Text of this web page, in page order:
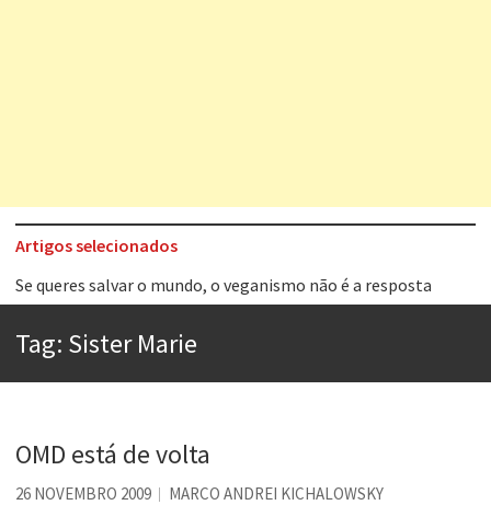
Artigos selecionados
Se queres salvar o mundo, o veganismo não é a resposta
Tem que filmar isso daí
A construção da urbanidade
Esse tal de Rock Gaúcho
Os causos de Jorge Luis Borges
Tag: Sister Marie
OMD está de volta
26 NOVEMBRO 2009 MARCO ANDREI KICHALOWSKY